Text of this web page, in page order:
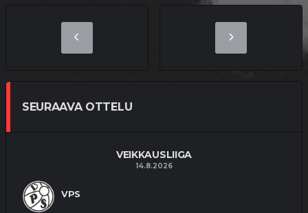
SEURAAVA OTTELU
VEIKKAUSLIIGA
14.8.2026
VPS